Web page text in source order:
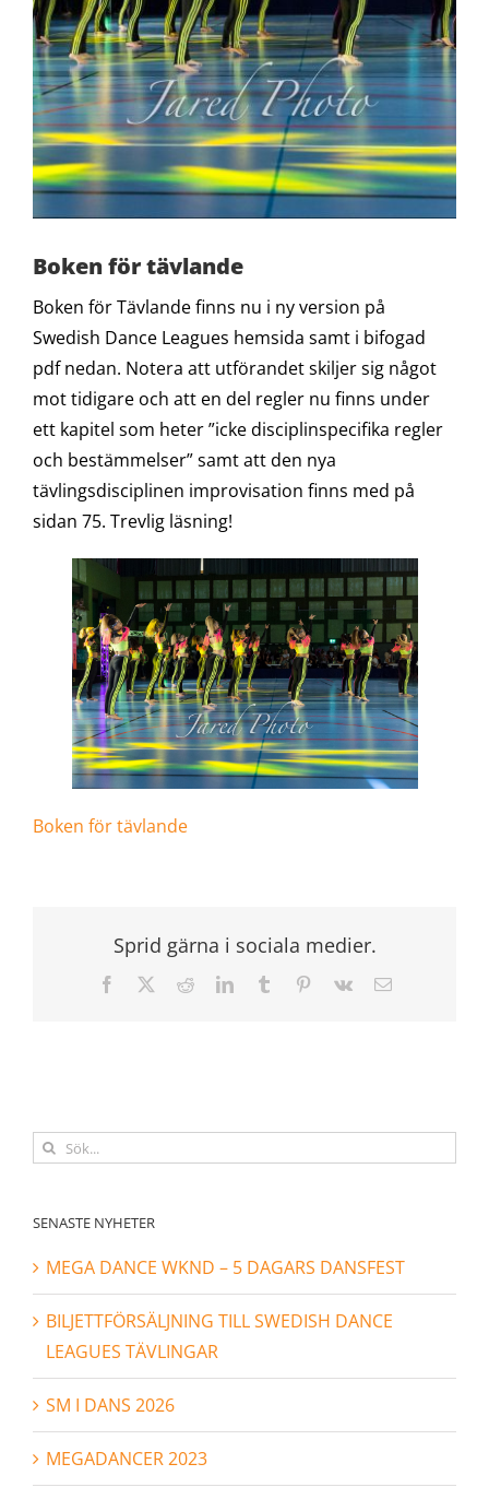
Boken för tävlande
Boken för Tävlande finns nu i ny version på
Swedish Dance Leagues hemsida samt i bifogad
pdf nedan. Notera att utförandet skiljer sig något
mot tidigare och att en del regler nu finns under
ett kapitel som heter ”icke disciplinspecifika regler
och bestämmelser” samt att den nya
tävlingsdisciplinen improvisation finns med på
sidan 75. Trevlig läsning!
Boken för tävlande
Sprid gärna i sociala medier.
Facebook RedditLinkedInTumblr Pinterest
Vk
E-
Sök
SENASTE NYHETER
MEGA DANCE WKND – 5 DAGARS DANSFEST
BILJETTFÖRSÄLJNING TILL SWEDISH DANCE
LEAGUES TÄVLINGAR
SM I DANS 2026
MEGADANCER 2023